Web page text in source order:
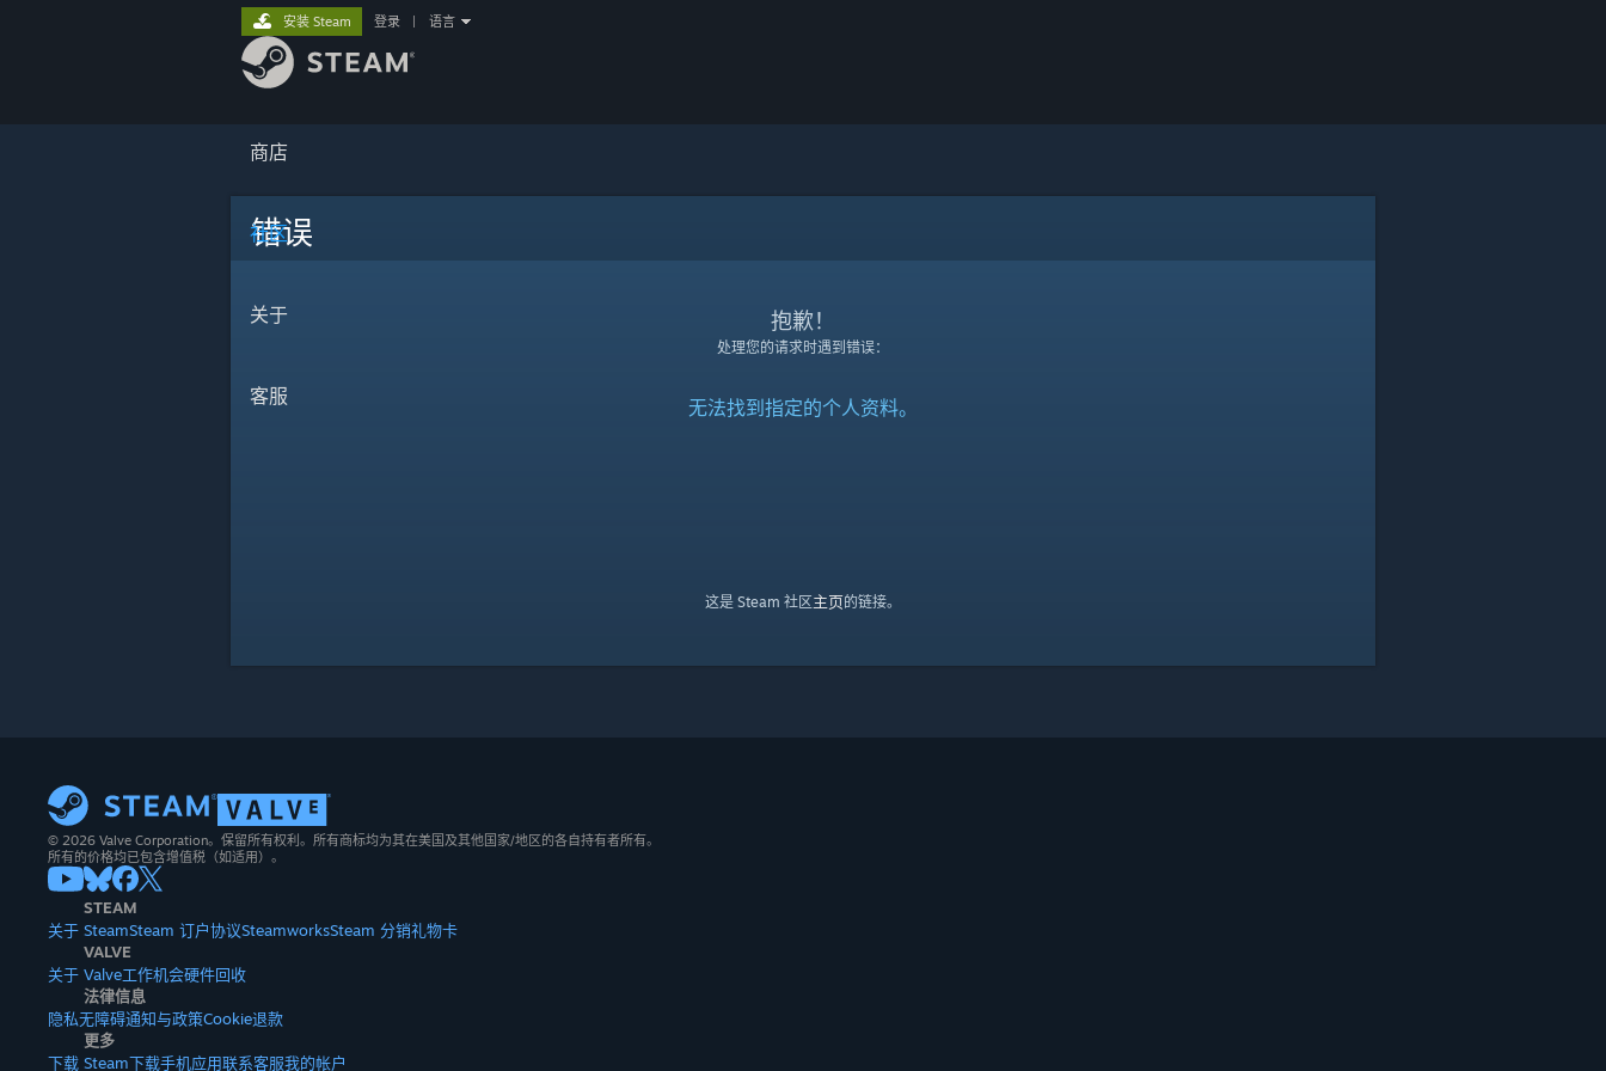
商店
社区
关于
客服
安装 Steam 登录 语言
错误
抱歉！
处理您的请求时遇到错误：
无法找到指定的个人资料。
这是 Steam 社区主页的链接。
© 2026 Valve Corporation。保留所有权利。所有商标均为其在美国及其他国家/地区的各自持有者所有。
所有的价格均已包含增值税（如适用）。
STEAM
关于 SteamSteam 订户协议SteamworksSteam 分销礼物卡
VALVE
关于 Valve工作机会硬件回收
法律信息
隐私无障碍通知与政策Cookie退款
更多
下载 Steam下载手机应用联系客服我的帐户